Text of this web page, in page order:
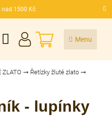
nad 1500 Kč
NÁKUPNÍ
KOŠÍK
ZLATO
Řetízky žluté zlato
- lupínky